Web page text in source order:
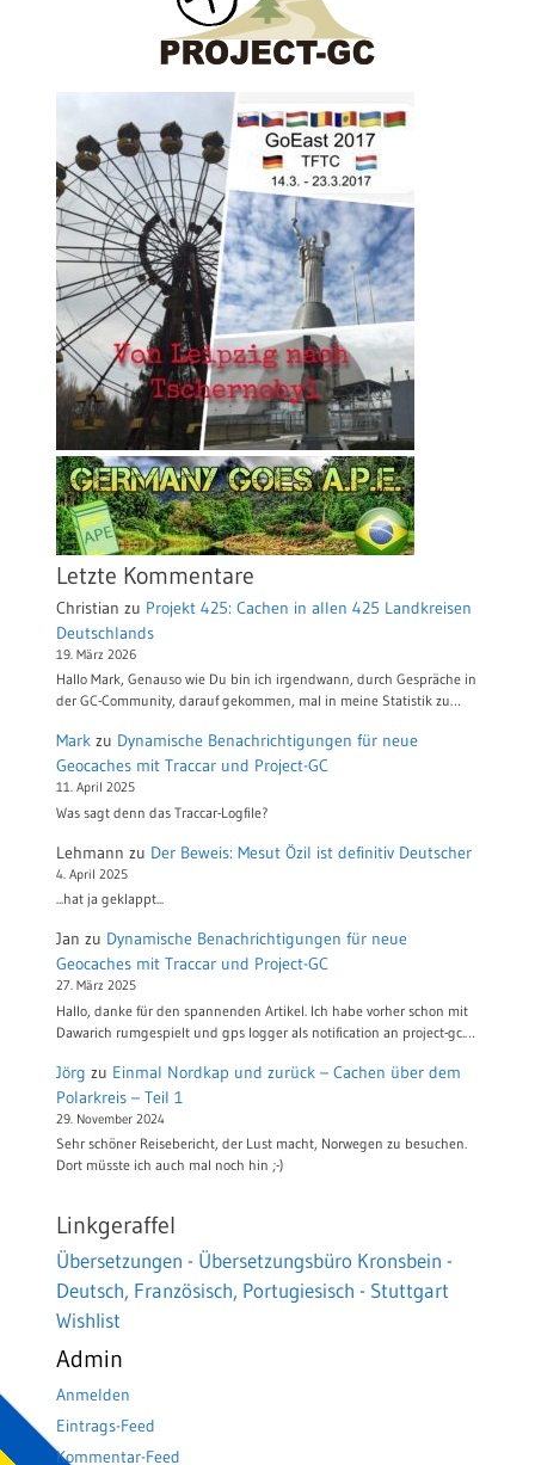
Letzte Kommentare
Christian zu Projekt 425: Cachen in allen 425 Landkreisen
Deutschlands
19. März 2026
Hallo Mark, Genauso wie Du bin ich irgendwann, durch Gespräche in
der GC-Community, darauf gekommen, mal in meine Statistik zu…
Mark zu Dynamische Benachrichtigungen für neue
Geocaches mit Traccar und Project-GC
11. April 2025
Was sagt denn das Traccar-Logfile?
Lehmann zu Der Beweis: Mesut Özil ist definitiv Deutscher
4. April 2025
...hat ja geklappt...
Jan zu Dynamische Benachrichtigungen für neue
Geocaches mit Traccar und Project-GC
27. März 2025
Hallo, danke für den spannenden Artikel. Ich habe vorher schon mit
Dawarich rumgespielt und gps logger als notification an project-gc.…
Jörg zu Einmal Nordkap und zurück – Cachen über dem
Polarkreis – Teil 1
29. November 2024
Sehr schöner Reisebericht, der Lust macht, Norwegen zu besuchen.
Dort müsste ich auch mal noch hin ;-)
Linkgeraffel
Übersetzungen - Übersetzungsbüro Kronsbein -
Deutsch, Französisch, Portugiesisch - Stuttgart
Wishlist
Admin
Anmelden
Eintrags-Feed
Kommentar-Feed